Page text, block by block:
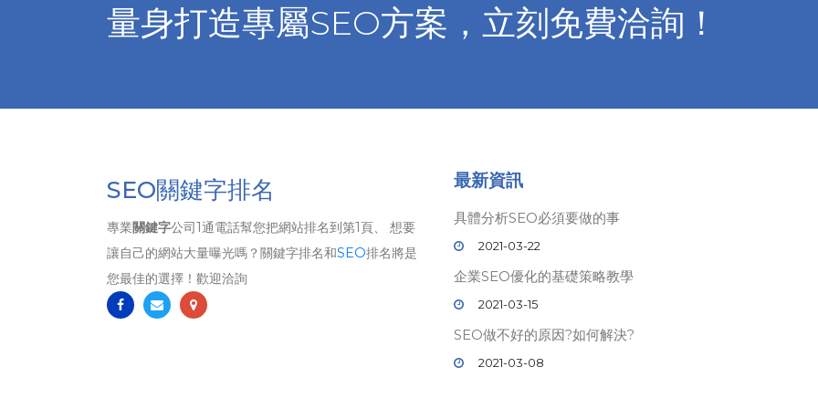
量身打造專屬SEO方案，立刻免費洽詢！
SEO關鍵字排名
專業關鍵字公司1通電話幫您把網站排名到第1頁、 想要
讓自己的網站大量曝光嗎？關鍵字排名和SEO排名將是
您最佳的選擇！歡迎洽詢
最新資訊
具體分析SEO必須要做的事
2021-03-22
企業SEO優化的基礎策略教學
2021-03-15
SEO做不好的原因?如何解決?
2021-03-08